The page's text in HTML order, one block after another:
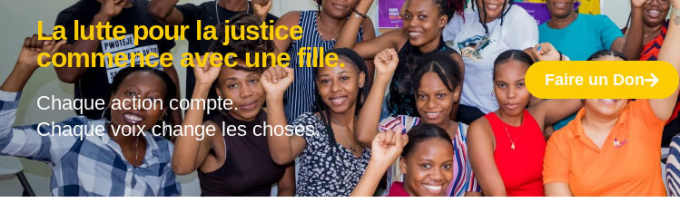
La lutte pour la justice
commence avec une fille.
Chaque action compte.
Chaque voix change les choses.
Faire un Don